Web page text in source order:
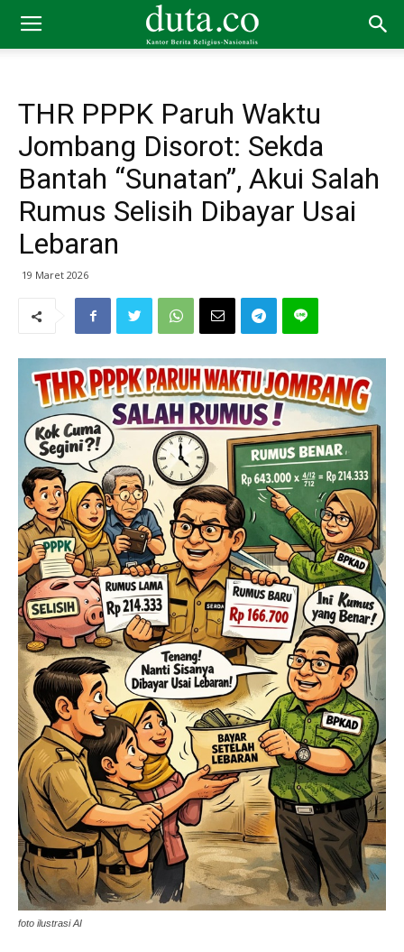
THR PPPK Paruh Waktu
Jombang Disorot: Sekda
Bantah “Sunatan”, Akui Salah
Rumus Selisih Dibayar Usai
Lebaran
19 Maret 2026
foto ilustrasi AI